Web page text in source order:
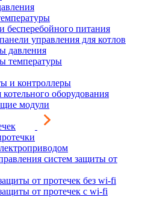
бесперебойного питания
управления для котлов
давления
температуры
и контроллеры
оборудования
модули
систем защиты от
от протечек без wi-fi
от протечек с wi-fi